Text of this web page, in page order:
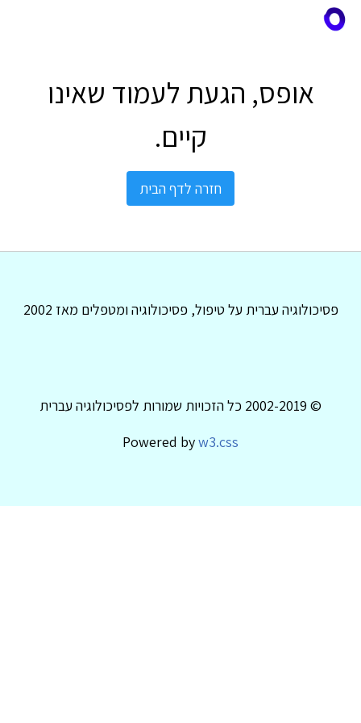
אופס, הגעת לעמוד שאינו
קיים.
חזרה לדף הבית
פסיכולוגיה עברית על טיפול, פסיכולוגיה ומטפלים מאז 2002
© 2002-2019 כל הזכויות שמורות לפסיכולוגיה עברית
Powered byw3.css